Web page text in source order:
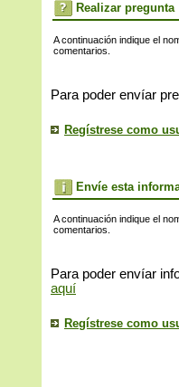
Realizar pregunta
A continuación indique el
comentarios.
Para poder envíar
Regístrese como
Envíe esta
A continuación indique el
comentarios.
Para poder envíar
aquí
Regístrese como